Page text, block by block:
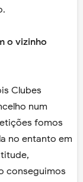
o vizinho
Clubes
num
fomos
no entanto em
conseguimos